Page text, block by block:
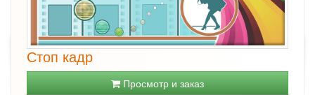
Стоп кадр
Просмотр и заказ